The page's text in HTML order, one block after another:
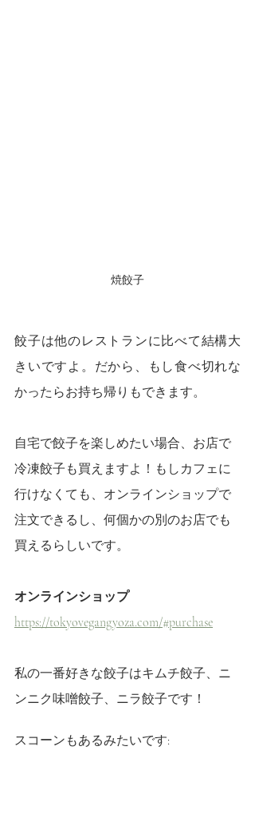
焼餃子
餃子は他のレストランに比べて結構大
きいですよ。だから、もし食べ切れな
かったらお持ち帰りもできます。
自宅で餃子を楽しめたい場合、お店で
冷凍餃子も買えますよ！もしカフェに
行けなくても、オンラインショップで
注文できるし、何個かの別のお店でも
買えるらしいです。
オンラインショップ
https://tokyovegangyoza.com/#purchase
私の一番好きな餃子はキムチ餃子、ニ
ンニク味噌餃子、ニラ餃子です！
スコーンもあるみたいです: